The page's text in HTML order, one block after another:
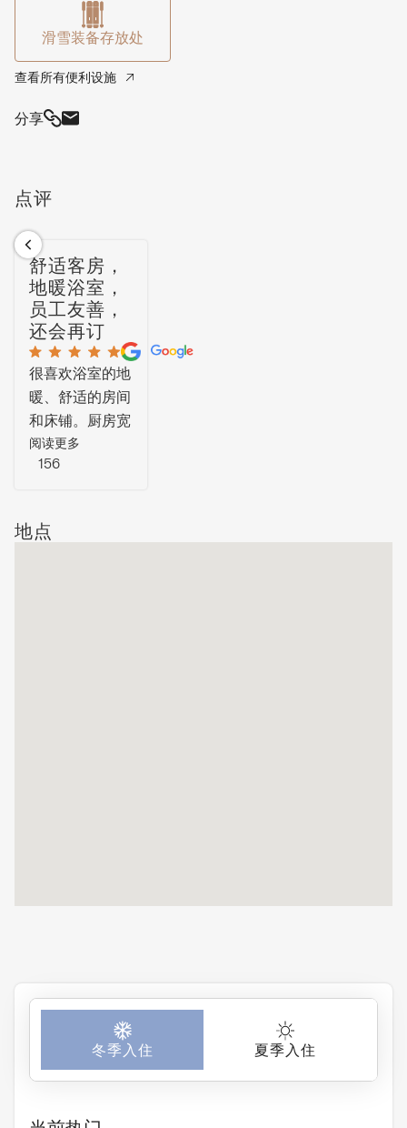
滑雪装备存放处
查看所有便利设施
分享
点评
舒适客房，
地暖浴室，
员工友善，
还会再订
很喜欢浴室的地
暖、舒适的房间
和床铺。厨房宽
敞，配有智能电
视。客房服务也
走垃圾，动作很
友善、体贴，我
们有问题时他们
都很耐心地回
答。
阅读更多
156
地点
冬季入住 夏季入住